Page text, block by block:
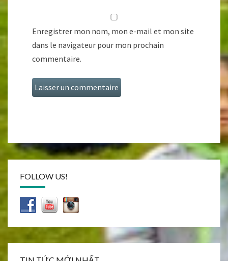
Enregistrer mon nom, mon e-mail et mon site
dans le navigateur pour mon prochain
commentaire.
FOLLOW US!